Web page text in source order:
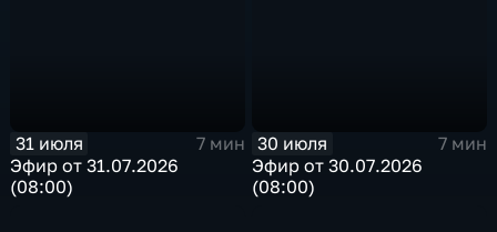
31 июля
7 мин
Эфир от 31.07.2026
(08:00)
30 июля
7 мин
Эфир от 30.07.2026
(08:00)